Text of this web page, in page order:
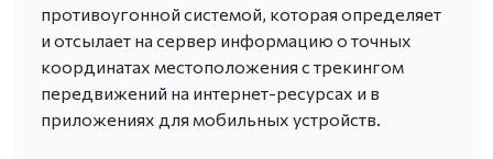
противоугонной системой, которая определяет
и отсылает на сервер информацию о точных
координатах местоположения с трекингом
передвижений на интернет-ресурсах и в
приложениях для мобильных устройств.